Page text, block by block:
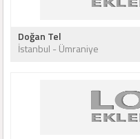
Doğan Tel
İstanbul - Ümraniye